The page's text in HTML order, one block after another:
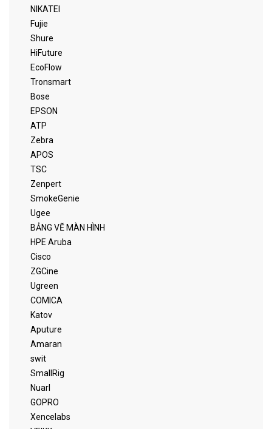
NIKATEI
Fujie
Shure
HiFuture
EcoFlow
Tronsmart
Bose
EPSON
ATP
Zebra
APOS
TSC
Zenpert
SmokeGenie
Ugee
BẢNG VẼ MÀN HÌNH
HPE Aruba
Cisco
ZGCine
Ugreen
COMICA
Katov
Aputure
Amaran
swit
SmallRig
Nuarl
GOPRO
Xencelabs